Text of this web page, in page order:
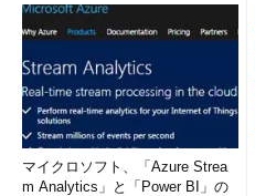
マイクロソフト、「Azure Strea
m Analytics」と「Power BI」の